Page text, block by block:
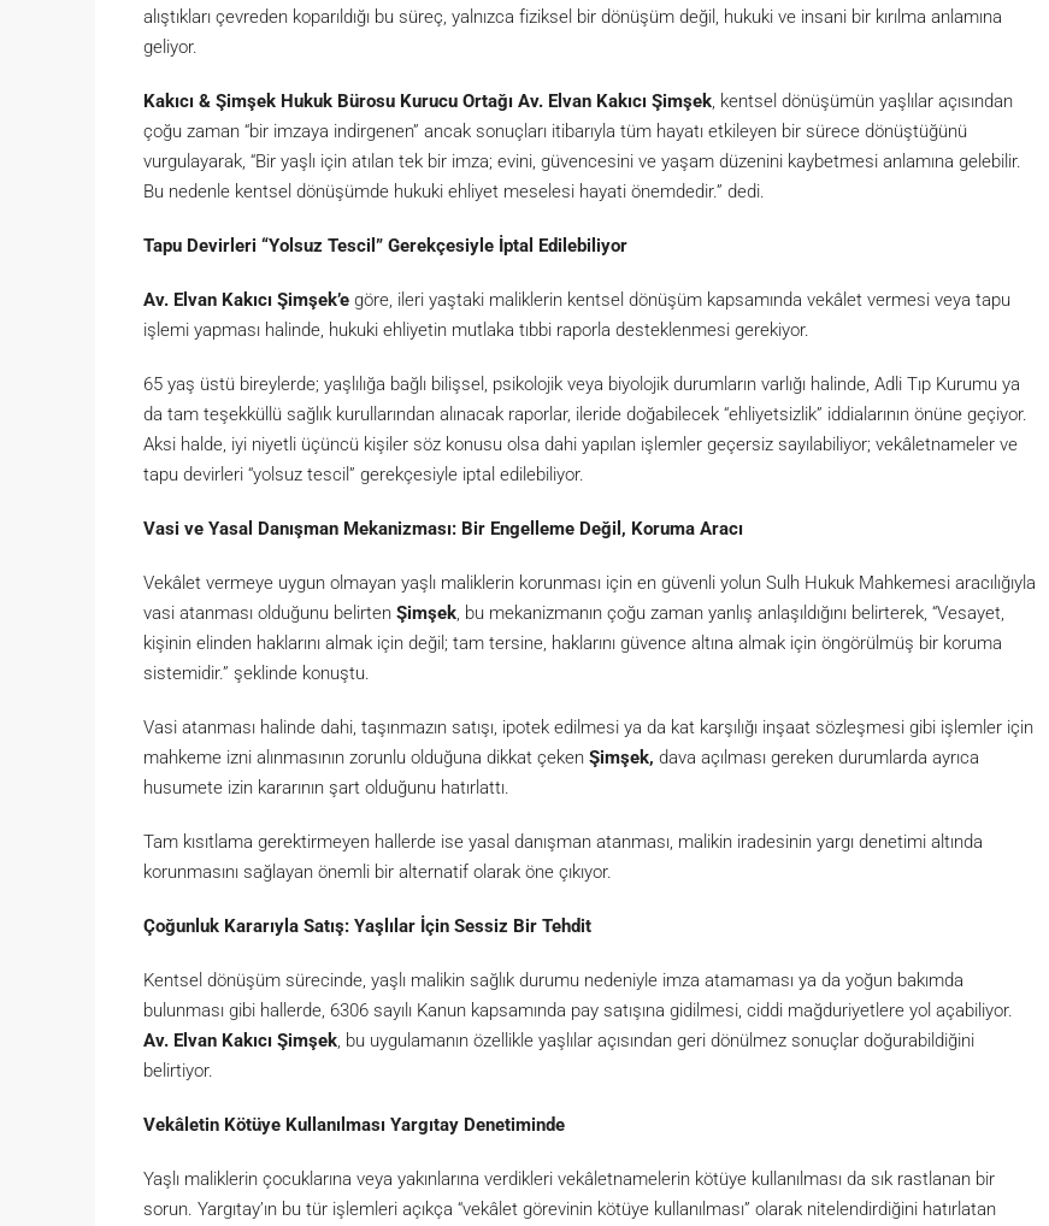
alıştıkları çevreden koparıldığı bu süreç, yalnızca fiziksel bir dönüşüm değil, hukuki ve insani bir kırılma anlamına
geliyor.
Kakıcı & Şimşek Hukuk Bürosu Kurucu Ortağı Av. Elvan Kakıcı Şimşek, kentsel dönüşümün yaşlılar açısından
çoğu zaman “bir imzaya indirgenen” ancak sonuçları itibarıyla tüm hayatı etkileyen bir sürece dönüştüğünü
vurgulayarak, “Bir yaşlı için atılan tek bir imza; evini, güvencesini ve yaşam düzenini kaybetmesi anlamına gelebilir.
Bu nedenle kentsel dönüşümde hukuki ehliyet meselesi hayati önemdedir.” dedi.
Tapu Devirleri “Yolsuz Tescil” Gerekçesiyle İptal Edilebiliyor
Av. Elvan Kakıcı Şimşek’e göre, ileri yaştaki maliklerin kentsel dönüşüm kapsamında vekâlet vermesi veya tapu
işlemi yapması halinde, hukuki ehliyetin mutlaka tıbbi raporla desteklenmesi gerekiyor.
65 yaş üstü bireylerde; yaşlılığa bağlı bilişsel, psikolojik veya biyolojik durumların varlığı halinde, Adli Tıp Kurumu ya
da tam teşekküllü sağlık kurullarından alınacak raporlar, ileride doğabilecek “ehliyetsizlik” iddialarının önüne geçiyor.
Aksi halde, iyi niyetli üçüncü kişiler söz konusu olsa dahi yapılan işlemler geçersiz sayılabiliyor; vekâletnameler ve
tapu devirleri “yolsuz tescil” gerekçesiyle iptal edilebiliyor.
Vasi ve Yasal Danışman Mekanizması: Bir Engelleme Değil, Koruma Aracı
Vekâlet vermeye uygun olmayan yaşlı maliklerin korunması için en güvenli yolun Sulh Hukuk Mahkemesi aracılığıyla
vasi atanması olduğunu belirten Şimşek, bu mekanizmanın çoğu zaman yanlış anlaşıldığını belirterek, “Vesayet,
kişinin elinden haklarını almak için değil; tam tersine, haklarını güvence altına almak için öngörülmüş bir koruma
sistemidir.” şeklinde konuştu.
Vasi atanması halinde dahi, taşınmazın satışı, ipotek edilmesi ya da kat karşılığı inşaat sözleşmesi gibi işlemler için
mahkeme izni alınmasının zorunlu olduğuna dikkat çeken Şimşek, dava açılması gereken durumlarda ayrıca
husumete izin kararının şart olduğunu hatırlattı.
Tam kısıtlama gerektirmeyen hallerde ise yasal danışman atanması, malikin iradesinin yargı denetimi altında
korunmasını sağlayan önemli bir alternatif olarak öne çıkıyor.
Çoğunluk Kararıyla Satış: Yaşlılar İçin Sessiz Bir Tehdit
Kentsel dönüşüm sürecinde, yaşlı malikin sağlık durumu nedeniyle imza atamaması ya da yoğun bakımda
bulunması gibi hallerde, 6306 sayılı Kanun kapsamında pay satışına gidilmesi, ciddi mağduriyetlere yol açabiliyor.
Av. Elvan Kakıcı Şimşek, bu uygulamanın özellikle yaşlılar açısından geri dönülmez sonuçlar doğurabildiğini
belirtiyor.
Vekâletin Kötüye Kullanılması Yargıtay Denetiminde
Yaşlı maliklerin çocuklarına veya yakınlarına verdikleri vekâletnamelerin kötüye kullanılması da sık rastlanan bir
sorun. Yargıtay’ın bu tür işlemleri açıkça “vekâlet görevinin kötüye kullanılması” olarak nitelendirdiğini hatırlatan